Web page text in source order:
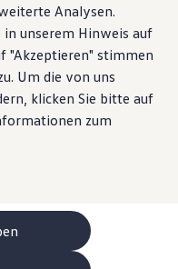
Analysen.
unserem Hinweis auf
"Akzeptieren" stimmen
Um die von uns
klicken Sie bitte auf
zum
Helion
der ID. Modelle
T-Roc im
für den T-Roc unter